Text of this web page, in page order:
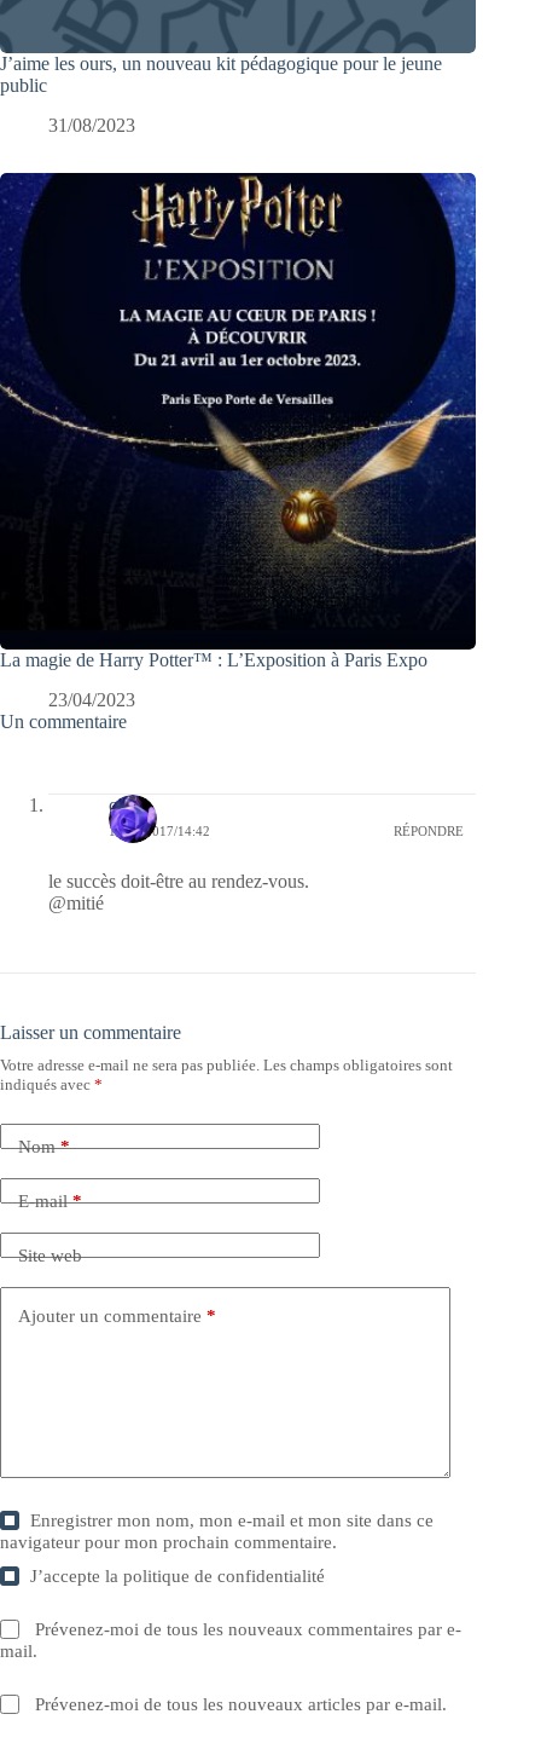
J’aime les ours, un nouveau kit pédagogique pour le jeune
public
31/08/2023
La magie de Harry Potter™ : L’Exposition à Paris Expo
23/04/2023
Un commentaire
covix
11/04/2017/14:42 RÉPONDRE
le succès doit-être au rendez-vous.
@mitié
Laisser un commentaire
Votre adresse e-mail ne sera pas publiée. Les champs obligatoires sont
indiqués avec *
Nom*
E-mail*
Site web
Ajouter un commentaire *
Enregistrer mon nom, mon e-mail et mon site dans ce
navigateur pour mon prochain commentaire.
J’accepte lapolitique de confidentialité
Prévenez-moi de tous les nouveaux commentaires par e-
mail.
Prévenez-moi de tous les nouveaux articles par e-mail.